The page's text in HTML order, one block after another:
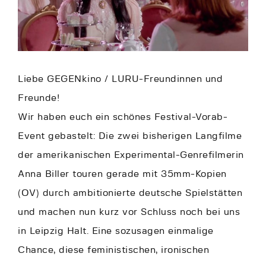
Liebe GEGENkino / LURU-Freundinnen und
Freunde!
Wir haben euch ein schönes Festival-Vorab-
Event gebastelt: Die zwei bisherigen Langfilme
der amerikanischen Experimental-Genrefilmerin
Anna Biller touren gerade mit 35mm-Kopien
(OV) durch ambitionierte deutsche Spielstätten
und machen nun kurz vor Schluss noch bei uns
in Leipzig Halt. Eine sozusagen einmalige
Chance, diese feministischen, ironischen